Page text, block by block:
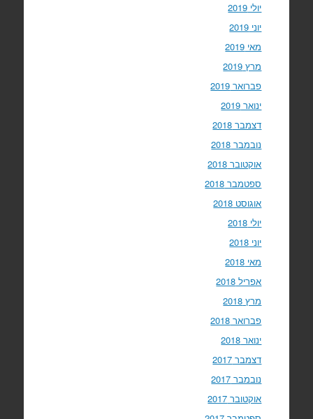
יולי 2019
יוני 2019
מאי 2019
מרץ 2019
פברואר 2019
ינואר 2019
דצמבר 2018
נובמבר 2018
אוקטובר 2018
ספטמבר 2018
אוגוסט 2018
יולי 2018
יוני 2018
מאי 2018
אפריל 2018
מרץ 2018
פברואר 2018
ינואר 2018
דצמבר 2017
נובמבר 2017
אוקטובר 2017